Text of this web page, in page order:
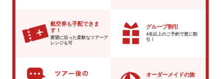
航空券も手配できま
す！
要望に沿った柔軟なツアーア
レンジも可
グループ割引
4名以上のご予約で更に割
引！
オーダーメイドの旅